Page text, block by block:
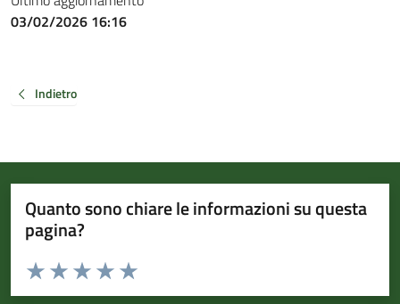
03/02/2026 16:16
Indietro
Quanto sono chiare le informazioni su questa
pagina?
Valuta da 1 a 5 stelle la pagina
Valuta 5 stelle su 5
Valuta 4 stelle su 5
Valuta 3 stelle su 5
Valuta 2 stelle su 5
Valuta 1 stelle su 5